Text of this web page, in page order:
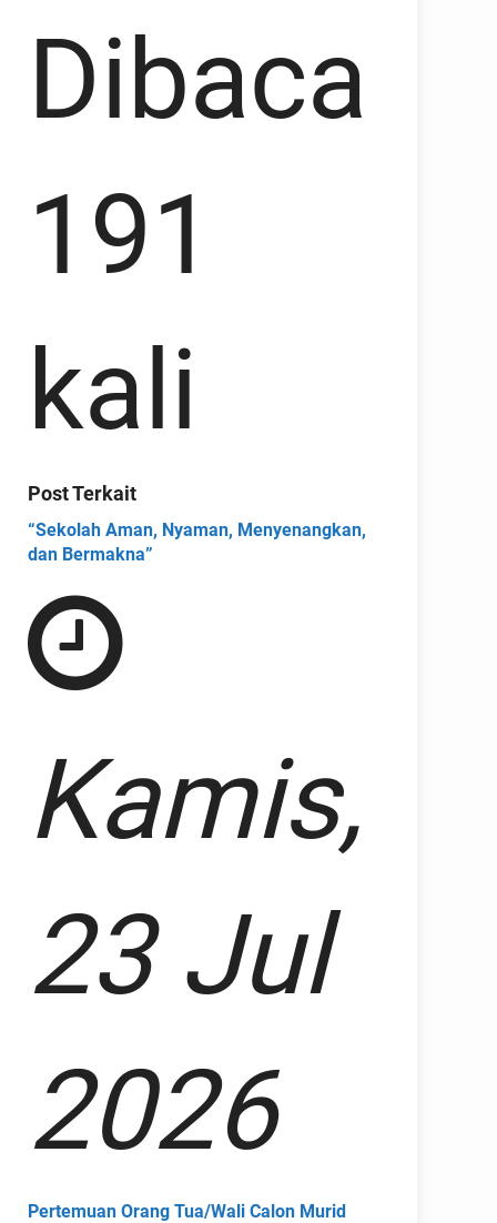
Dibaca
191
kali
Post Terkait
“Sekolah Aman, Nyaman, Menyenangkan,
dan Bermakna”
Kamis,
23 Jul
2026
Pertemuan Orang Tua/Wali Calon Murid